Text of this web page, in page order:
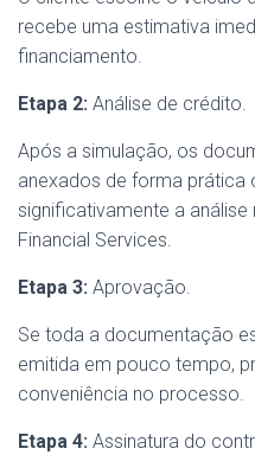
recebe uma estimativa
financiamento.
Etapa 2: Análise de crédito.
Após a simulação, os
anexados de forma prática
significativamente a
Financial Services.
Etapa 3: Aprovação.
Se toda a documentação
emitida em pouco tempo,
conveniência no processo.
Etapa 4: Assinatura do